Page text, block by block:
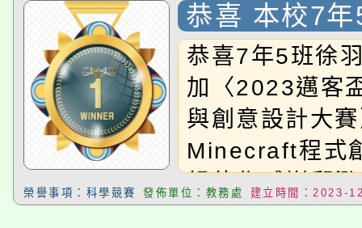
恭喜 本校7
汎 同學參加
客盃運算思
計大賽〉，
Minecraft程
國中組 佳作
恭喜7年5班徐
加〈2023邁客
與創意設計大
Minecraft程式
組佳作感謝邱
導。
榮譽事項：科學競賽 發佈單位：教務處 建立時間：2023-